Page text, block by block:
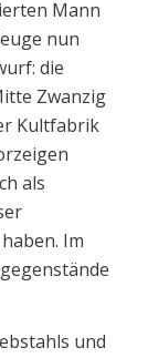
Mann
nun
die
Zwanzig
Kultfabrik
als
Im
und